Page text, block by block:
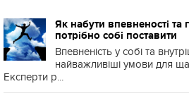
Як набути впевненості та
потрібно собі поставити
Впевненість у собі та
найважливіші умови для
Експерти р...